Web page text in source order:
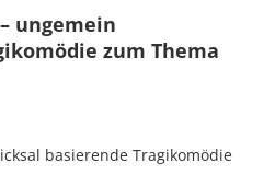
ungemein
zum Thema
basierende Tragikomödie